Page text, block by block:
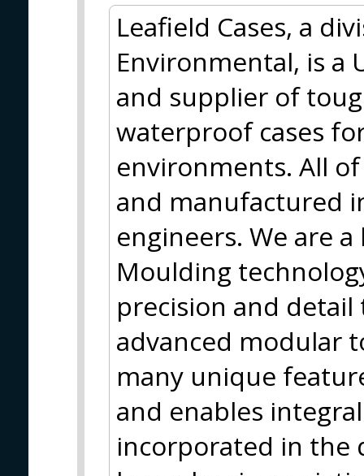
Leafield Cases, a
Environmental, is a
and supplier of
waterproof cases
environments. All
and manufactured
engineers. We are
Moulding
precision and
advanced modular
many unique
and enables
incorporated in the